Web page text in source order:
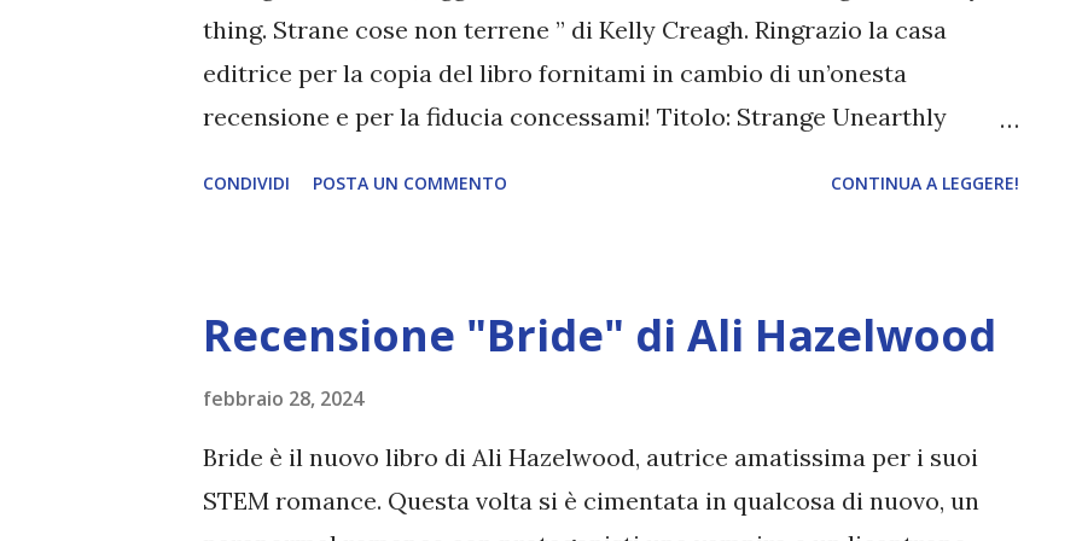
verr...
thing. Strane cose non terrene ” di Kelly Creagh. Ringrazio la casa
editrice per la copia del libro fornitami in cambio di un’onesta
recensione e per la fiducia concessami! Titolo: Strange Unearthly
soprannaturali. Cresciuta orfana, ora che è maggiorenne deve lasciare
presso la tenuta di Fairfax Hall: un’indagine sulla proprietà che richiede
le sue specifiche competenze. Quando incontra Elias Thornfield, il
CONDIVIDI POSTA UN COMMENTO CONTINUA A LEGGERE!
Recensione "Bride" di Ali Hazelwood
febbraio 28, 2024
Bride è il nuovo libro di Ali Hazelwood, autrice amatissima per i suoi
STEM romance. Questa volta si è cimentata in qualcosa di nuovo, un